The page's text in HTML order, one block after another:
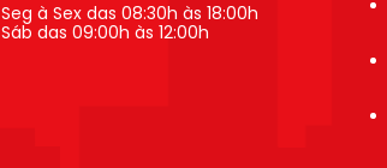
Seg à Sex das 08:30h às 18:00h
Sáb das 09:00h às 12:00h